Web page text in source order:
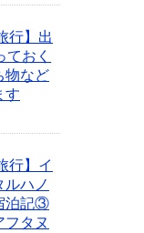
行】出
ておく
物など
す
行】イ
ルハノ
泊記③
フタヌ